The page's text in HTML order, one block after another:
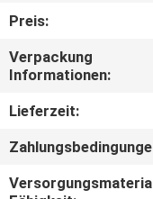
Preis:
Verpackung
Informationen:
Lieferzeit: